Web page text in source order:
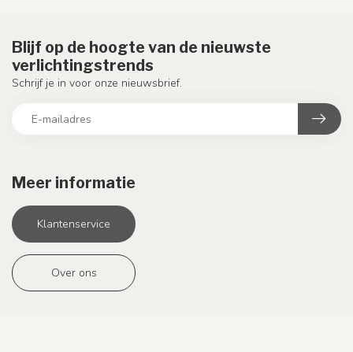
Meer informatie
Klantenservice
Over ons
Blijf op de hoogte van de nieuwste
verlichtingstrends
Schrijf je in voor onze nieuwsbrief.